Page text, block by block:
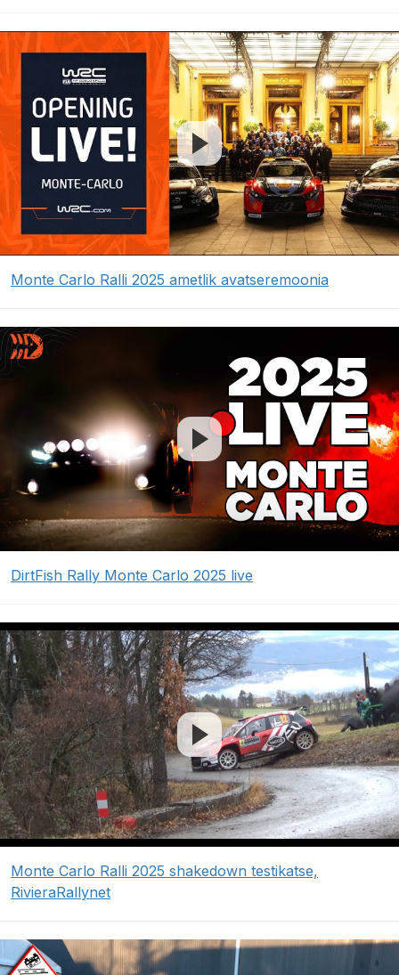
Monte Carlo Ralli 2025 ametlik avatseremoonia
DirtFish Rally Monte Carlo 2025 live
Monte Carlo Ralli 2025 shakedown testikatse,
RivieraRallynet